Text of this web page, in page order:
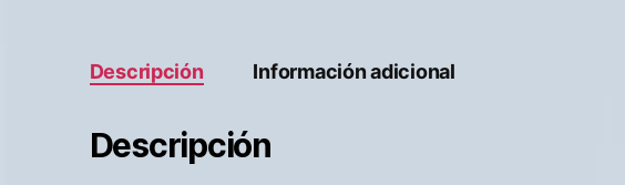
Descripción Información adicional
Descripción